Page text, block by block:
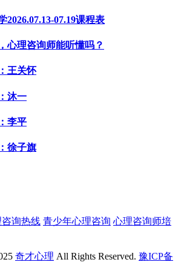
07.19课程表
心理咨询师能听懂吗？
王关怀
沐一
李平
徐子旗
询热线 青少年心理咨询 心理咨询师培
奇才心理 All Rights Reserved. 豫ICP备